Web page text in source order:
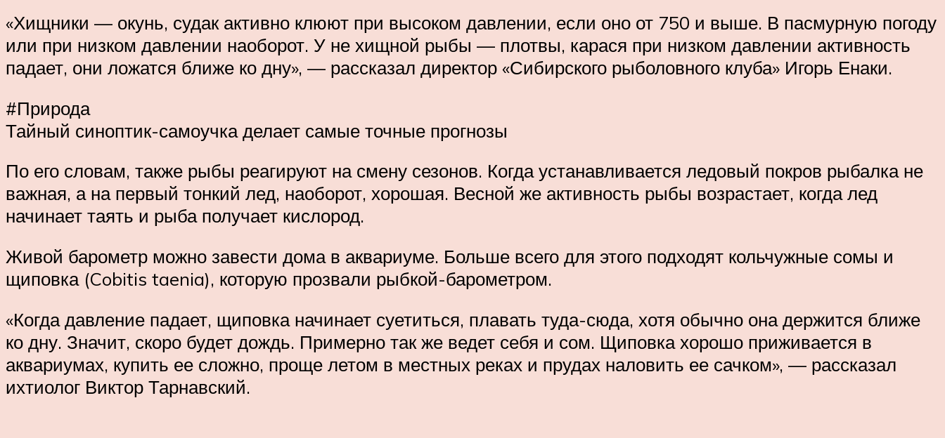
«Хищники — окунь, судак активно клюют при высоком давлении, если оно от 750 и выше. В пасмурную погоду
или при низком давлении наоборот. У не хищной рыбы — плотвы, карася при низком давлении активность
падает, они ложатся ближе ко дну», — рассказал директор «Сибирского рыболовного клуба» Игорь Енаки.
#Природа
Тайный синоптик-самоучка делает самые точные прогнозы
По его словам, также рыбы реагируют на смену сезонов. Когда устанавливается ледовый покров рыбалка не
важная, а на первый тонкий лед, наоборот, хорошая. Весной же активность рыбы возрастает, когда лед
начинает таять и рыба получает кислород.
Живой барометр можно завести дома в аквариуме. Больше всего для этого подходят кольчужные сомы и
щиповка (Cobitis taenia), которую прозвали рыбкой-барометром.
«Когда давление падает, щиповка начинает суетиться, плавать туда-сюда, хотя обычно она держится ближе
ко дну. Значит, скоро будет дождь. Примерно так же ведет себя и сом. Щиповка хорошо приживается в
аквариумах, купить ее сложно, проще летом в местных реках и прудах наловить ее сачком», — рассказал
ихтиолог Виктор Тарнавский.